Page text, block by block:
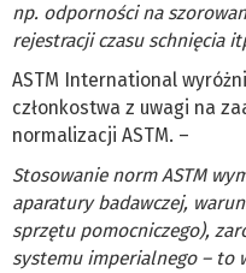
np. odporności na
rejestracji czasu schnięcia
ASTM International
członkostwa z uwagi na
normalizacji ASTM. –
Stosowanie norm ASTM
aparatury badawczej,
sprzętu pomocniczego),
systemu imperialnego – to